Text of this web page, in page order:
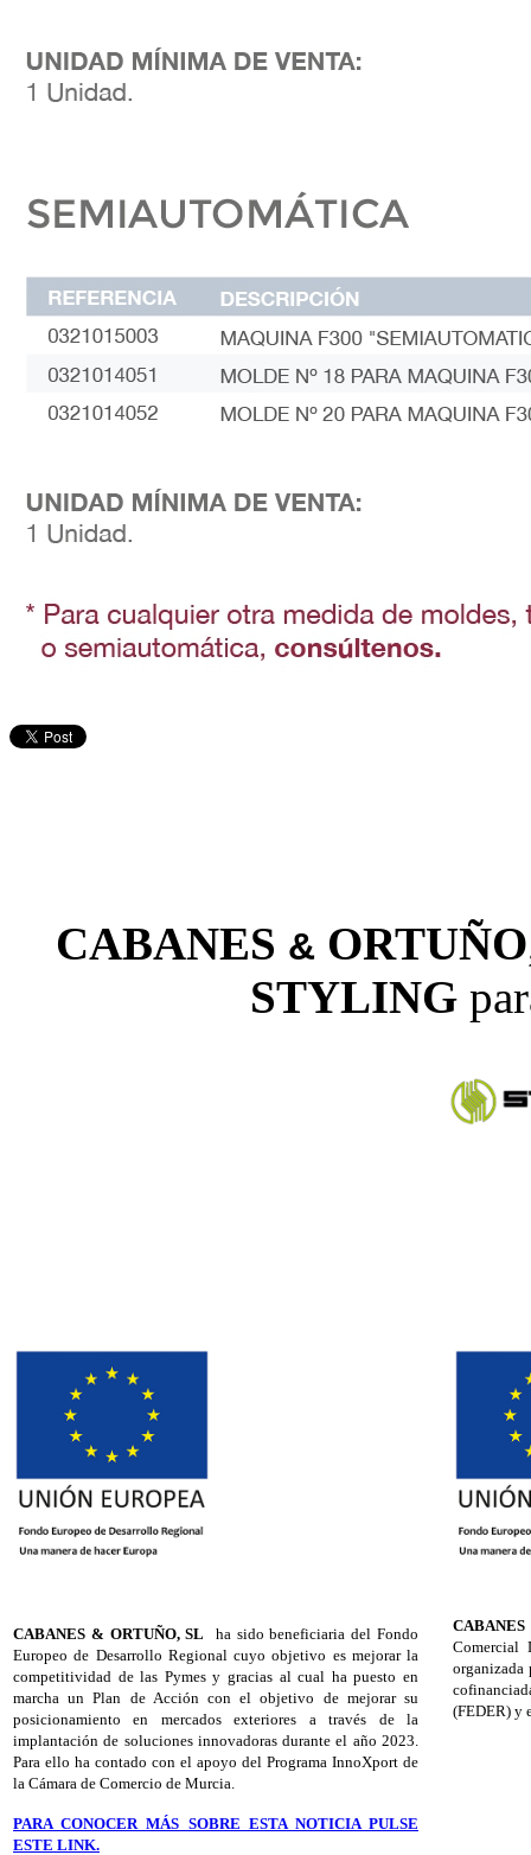
CABANES &ORTUÑO
STYLING
CABANES & ORTUÑO, SL ha sido beneficiaria del Fondo
Europeo de Desarrollo Regional cuyo objetivo es mejorar la
competitividad de las Pymes y gracias al cual ha puesto en
marcha un Plan de Acción con el objetivo de mejorar su
posicionamiento en mercados exteriores a través de la
implantación de soluciones innovadoras durante el año 2023.
Para ello ha contado con el apoyo del Programa InnoXport de
la Cámara de Comercio de Murcia.
PARA CONOCER MÁS SOBRE ESTA NOTICIA PULSE
ESTE LINK.
Comercial
organizada
(FEDER) y